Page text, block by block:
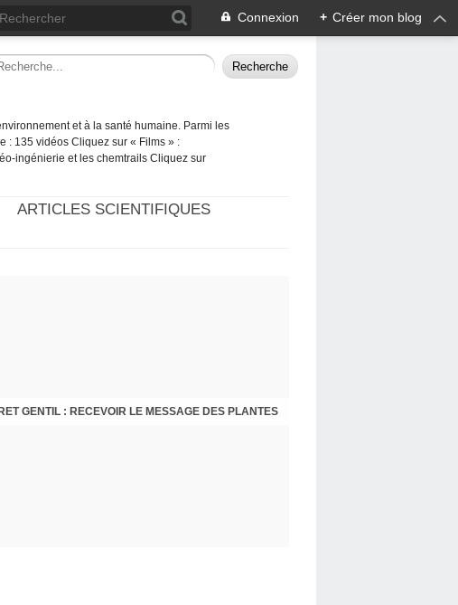
Connexion + Créer mon blog
et à la santé humaine. Parmi les
: 135 vidéos Cliquez sur « Films » :
ingénierie et les chemtrails Cliquez sur
ARTICLES SCIENTIFIQUES
GENTIL : RECEVOIR LE MESSAGE DES PLANTES